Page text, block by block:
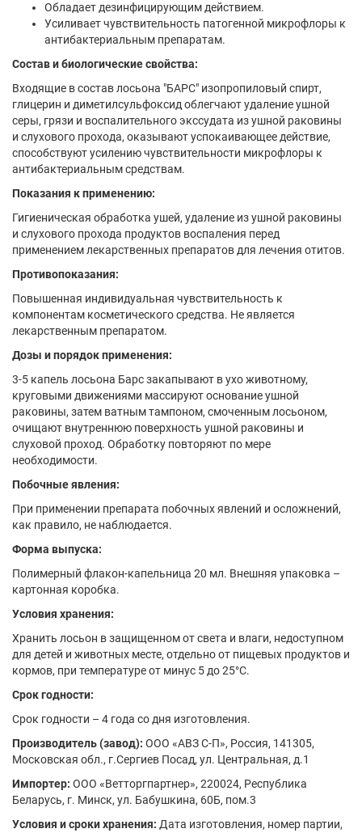
Обладает дезинфицирующим действием.
Усиливает чувствительность патогенной микрофлоры к
антибактериальным препаратам.
Состав и биологические свойства:
Входящие в состав лосьона "БАРС" изопропиловый спирт,
глицерин и диметилсульфоксид облегчают удаление ушной
серы, грязи и воспалительного экссудата из ушной раковины
и слухового прохода, оказывают успокаивающее действие,
способствуют усилению чувствительности микрофлоры к
антибактериальным средствам.
Показания к применению:
Гигиеническая обработка ушей, удаление из ушной раковины
и слухового прохода продуктов воспаления перед
применением лекарственных препаратов для лечения отитов.
Противопоказания:
Повышенная индивидуальная чувствительность к
компонентам косметического средства. Не является
лекарственным препаратом.
Дозы и порядок применения:
3-5 капель лосьона Барс закапывают в ухо животному,
круговыми движениями массируют основание ушной
раковины, затем ватным тампоном, смоченным лосьоном,
очищают внутреннюю поверхность ушной раковины и
слуховой проход. Обработку повторяют по мере
необходимости.
Побочные явления:
При применении препарата побочных явлений и осложнений,
как правило, не наблюдается.
Форма выпуска:
Полимерный флакон-капельница 20 мл. Внешняя упаковка –
картонная коробка.
Условия хранения:
Хранить лосьон в защищенном от света и влаги, недоступном
для детей и животных месте, отдельно от пищевых продуктов и
кормов, при температуре от минус 5 до 25°С.
Срок годности:
Срок годности – 4 года со дня изготовления.
Производитель (завод): ООО «АВЗ С-П», Россия, 141305,
Московская обл., г.Сергиев Посад, ул. Центральная, д.1
Импортер: ООО «Ветторгпартнер», 220024, Республика
Беларусь, г. Минск, ул. Бабушкина, 60Б, пом.3
Условия и сроки хранения: Дата изготовления, номер партии,